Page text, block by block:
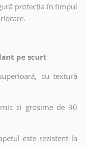
protecția în timpul
pe scurt
cu textură
și grosime de 90
este rezistent la